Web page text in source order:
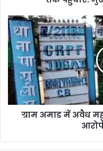
ग्राम अमाड में अवैध